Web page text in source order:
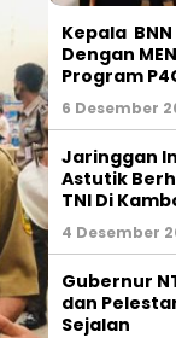
Kepala
Dengan
Program
6 Desember
Jaringgan
Astutik
TNI Di
4 Desember
Gubernur
dan
Sejalan